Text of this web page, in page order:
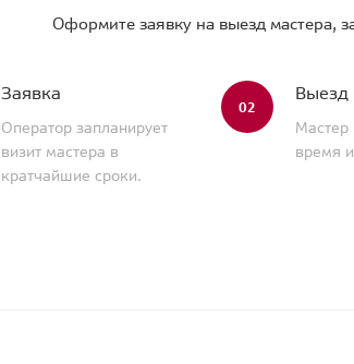
Оформите заявку на выезд мастера,
Заявка
Оператор запланирует
визит мастера в
кратчайшие сроки.
02
Выезд
Мастер
время